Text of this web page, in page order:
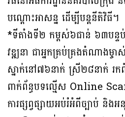
បណ្ដោះអាសន្ន ដើម្បីបន្ដនីតិវិធី។
*ទីតាំងទី២ កម្ពស់៦ជាន់ ៦៣បន្
វឌ្ឍនា ជាអ្នកគ្រប់គ្រងតំណាងម្
ស្នាក់នៅ៧៦នាក់ ស្រី២៨នាក់ រ
ពាក់ព័ន្ធបទល្មើស Online
ការផ្សព្វផ្សាយអប់រំអំពីច្បាប់ និ